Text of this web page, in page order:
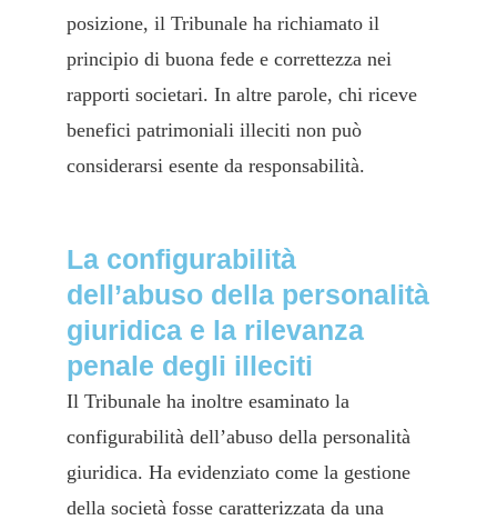
posizione, il Tribunale ha richiamato il
principio di buona fede e correttezza nei
rapporti societari. In altre parole, chi riceve
benefici patrimoniali illeciti non può
considerarsi esente da responsabilità.
La configurabilità
dell’abuso della personalità
giuridica e la rilevanza
penale degli illeciti
Il Tribunale ha inoltre esaminato la
configurabilità dell’abuso della personalità
giuridica. Ha evidenziato come la gestione
della società fosse caratterizzata da una